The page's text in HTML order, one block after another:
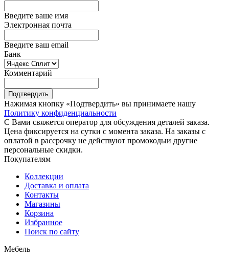
Введите ваше имя
Электронная почта
Введите ваш email
Банк
Комментарий
Подтвердить
Нажимая кнопку «Подтвердить» вы принимаете нашу
Политику конфиденциальности
С Вами свяжется оператор для обсуждения деталей заказа.
Цена фиксируется на сутки с момента заказа. На заказы с
оплатой в рассрочку не действуют промокодыи другие
персональные скидки.
Покупателям
Коллекции
Доставка и оплата
Контакты
Магазины
Корзина
Избранное
Поиск по сайту
Мебель